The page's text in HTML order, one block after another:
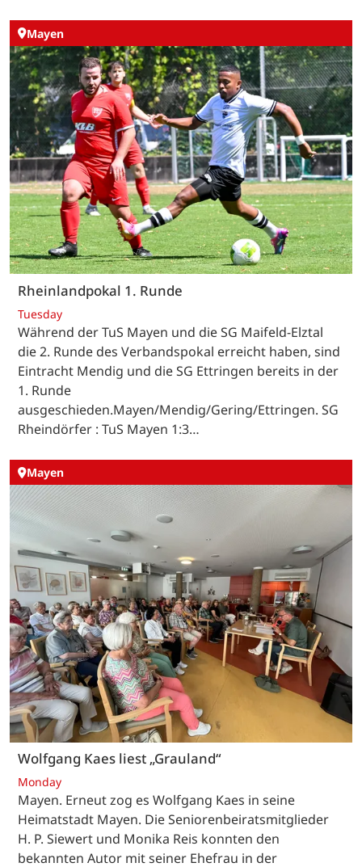
Mayen
Rheinlandpokal 1. Runde
Tuesday
Während der TuS Mayen und die SG Maifeld-Elztal
die 2. Runde des Verbandspokal erreicht haben, sind
Eintracht Mendig und die SG Ettringen bereits in der
1. Runde
ausgeschieden.Mayen/Mendig/Gering/Ettringen. SG
Rheindörfer : TuS Mayen 1:3…
Mayen
Wolfgang Kaes liest „Grauland“
Monday
Mayen. Erneut zog es Wolfgang Kaes in seine
Heimatstadt Mayen. Die Seniorenbeiratsmitglieder
H. P. Siewert und Monika Reis konnten den
bekannten Autor mit seiner Ehefrau in der